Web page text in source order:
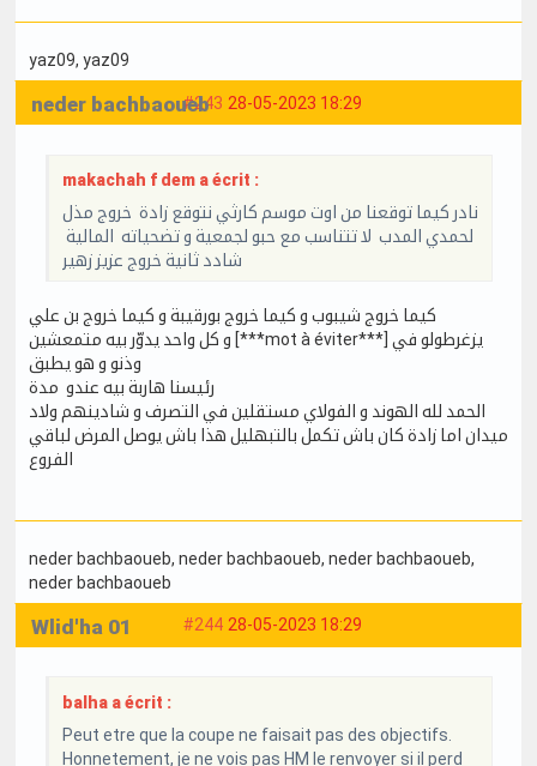
yaz09, yaz09
#243 28-05-2023 18:29
neder bachbaoueb
makachah f dem a écrit :
نادر كيما توقعنا من اوت موسم كارثي نتوقع زادة خروج مذل
لحمدي المدب لا تتناسب مع حبو لجمعية و تضحياته المالية
شادد ثانية خروج عزيز زهير
كيما خروج شيبوب و كيما خروج بورقيبة و كيما خروج بن علي
و كل واحد يدوّر بيه متمعشين [***mot à éviter***] يزغرطولو في
وذنو و هو يطبق
رئيسنا هاربة بيه عندو مدة
الحمد لله الهوند و الفولاي مستقلين في التصرف و شادينهم ولاد
ميدان اما زادة كان باش تكمل بالتبهليل هذا باش يوصل المرض لباقي
الفروع
neder bachbaoueb, neder bachbaoueb, neder bachbaoueb,
neder bachbaoueb
#244 28-05-2023 18:29
Wlid'ha 01
balha a écrit :
Peut etre que la coupe ne faisait pas des objectifs.
Honnetement, je ne vois pas HM le renvoyer si il perd